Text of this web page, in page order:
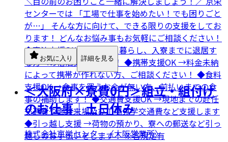
センターでは 「工場で仕事を始めたい！でも困りごと
が…」 そんな方に向けて、できる限りの支援をしてお
ります！ どんなお悩み事もお気軽にご相談ください！
◆宿泊支援OK →ネカフェ暮らし、入寮までに退居す
る方への宿泊支援します！ ◆携帯支援OK →料金未納
によって携帯が作れない方、ご相談ください！ ◆食料
支援OK →食事を買うお金が無い方、前払いまでの食
事の補助します！ ◆交通費支援OK →現地までの赴任
交通費や面接来場及び工場見学交通費など支援します
◆引っ越し支援 →荷物の預かり、寮への郵送など引っ
越しのお手伝いをします！ ※各規定有
お気に入り 詳細を見る
＜大阪府×寮費0円＞組立・組付け
のお仕事｜土日休み
株式会社京栄センター〈大阪営業所〉